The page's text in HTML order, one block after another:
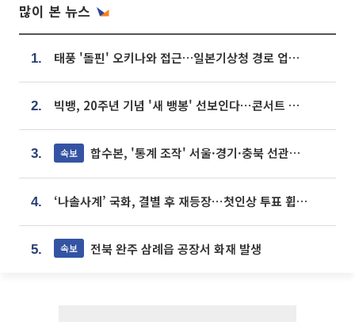
많이 본 뉴스
1. 태풍 '돌핀' 오키나와 접근…일본기상청 경로 업데이트
2. 빅뱅, 20주년 기념 '새 뱅봉' 선보인다⋯콘서트 앞두고 팝업 개최
3. 속보 합수본, '통계 조작' 서울·경기·충북 선관위 등 추가 압수수색
4. ‘나솔사계’ 국화, 결별 후 재등장⋯첫인상 투표 휩쓸고 ‘인기녀’ 등극
5. 속보 전북 완주 삼례읍 공장서 화재 발생